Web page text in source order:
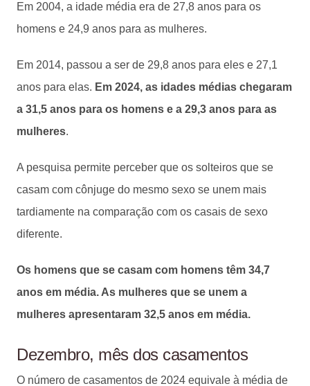
Em 2004, a idade média era de 27,8 anos para os
homens e 24,9 anos para as mulheres.
Em 2014, passou a ser de 29,8 anos para eles e 27,1
anos para elas. Em 2024, as idades médias chegaram
a 31,5 anos para os homens e a 29,3 anos para as
mulheres.
A pesquisa permite perceber que os solteiros que se
casam com cônjuge do mesmo sexo se unem mais
tardiamente na comparação com os casais de sexo
diferente.
Os homens que se casam com homens têm 34,7
anos em média. As mulheres que se unem a
mulheres apresentaram 32,5 anos em média.
Dezembro, mês dos casamentos
O número de casamentos de 2024 equivale à média de